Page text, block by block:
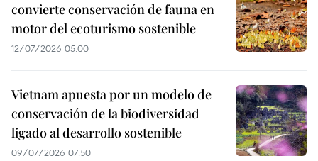
convierte conservación de fauna en
motor del ecoturismo sostenible
12/07/2026 05:00
Vietnam apuesta por un modelo de
conservación de la biodiversidad
ligado al desarrollo sostenible
09/07/2026 07:50